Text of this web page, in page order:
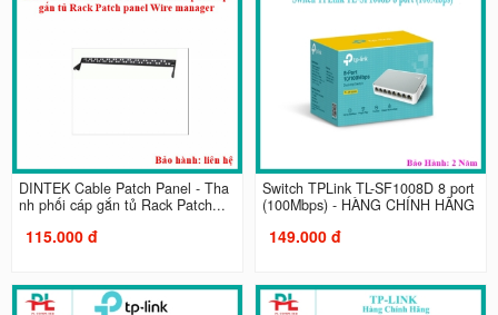
DINTEK Cable Patch Panel - Tha
nh phối cáp gắn tủ Rack Patch...
115.000 đ
Switch TPLink TL-SF1008D 8 port
(100Mbps) - HÀNG CHÍNH HÃNG
149.000 đ